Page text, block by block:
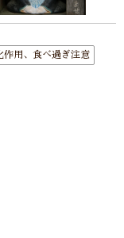
作用、食べ過ぎ注意